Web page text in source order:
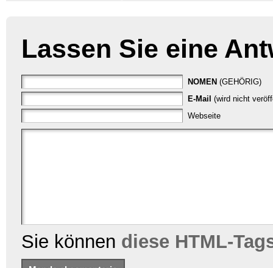
Lassen Sie eine
NOMEN (GEHÖRIG)
E-Mail (wird nicht
Webseite
Sie können diese HTML-